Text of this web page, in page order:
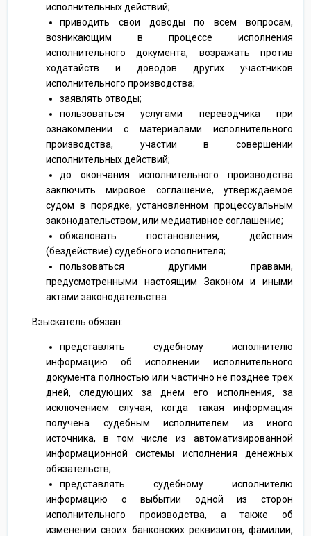
исполнительных действий;
приводить свои доводы по всем вопросам,
возникающим в процессе исполнения
исполнительного документа, возражать против
ходатайств и доводов других участников
исполнительного производства;
заявлять отводы;
пользоваться услугами переводчика при
ознакомлении с материалами исполнительного
производства, участии в совершении
исполнительных действий;
до окончания исполнительного производства
заключить мировое соглашение, утверждаемое
судом в порядке, установленном процессуальным
законодательством, или медиативное соглашение;
обжаловать постановления, действия
(бездействие) судебного исполнителя;
пользоваться другими правами,
предусмотренными настоящим Законом и иными
актами законодательства.
Взыскатель обязан:
представлять судебному исполнителю
информацию об исполнении исполнительного
документа полностью или частично не позднее трех
дней, следующих за днем его исполнения, за
исключением случая, когда такая информация
получена судебным исполнителем из иного
источника, в том числе из автоматизированной
информационной системы исполнения денежных
обязательств;
представлять судебному исполнителю
информацию о выбытии одной из сторон
исполнительного производства, а также об
изменении своих банковских реквизитов, фамилии,